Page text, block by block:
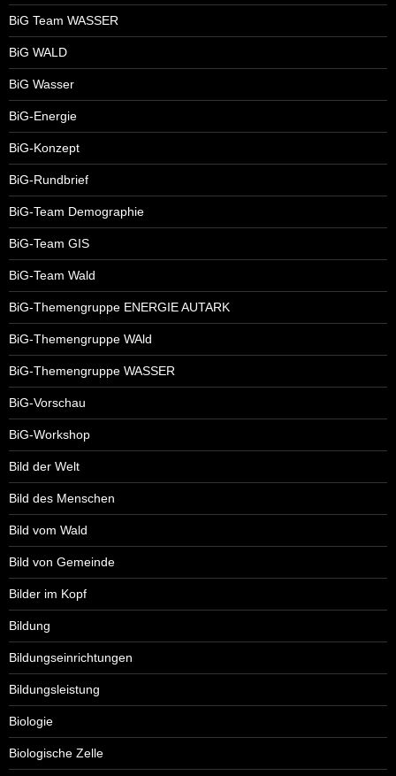
BiG Team WASSER
BiG WALD
BiG Wasser
BiG-Energie
BiG-Konzept
BiG-Rundbrief
BiG-Team Demographie
BiG-Team GIS
BiG-Team Wald
BiG-Themengruppe ENERGIE AUTARK
BiG-Themengruppe WAld
BiG-Themengruppe WASSER
BiG-Vorschau
BiG-Workshop
Bild der Welt
Bild des Menschen
Bild vom Wald
Bild von Gemeinde
Bilder im Kopf
Bildung
Bildungseinrichtungen
Bildungsleistung
Biologie
Biologische Zelle